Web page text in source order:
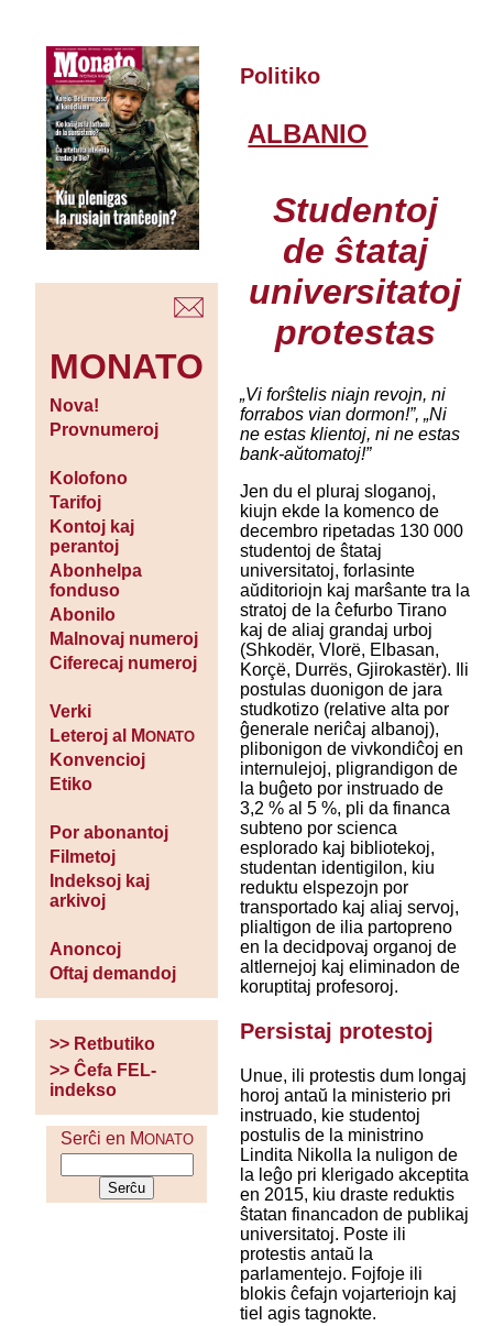
MONATO
Nova!
Provnumeroj
Kolofono
Tarifoj
Kontoj kaj
perantoj
Abonhelpa
fonduso
Abonilo
Malnovaj numeroj
Ciferecaj numeroj
Verki
Leteroj al MONATO
Konvencioj
Etiko
Por abonantoj
Filmetoj
Indeksoj kaj
arkivoj
Anoncoj
Oftaj demandoj
>> Retbutiko
>> Ĉefa FEL-
indekso
Serĉi en MONATO
Politiko
ALBANIO
Studentoj
de ŝtataj
universitatoj
protestas
„Vi forŝtelis niajn revojn, ni
forrabos vian dormon!”, „Ni
ne estas klientoj, ni ne estas
bank-aŭtomatoj!”
Jen du el pluraj sloganoj,
kiujn ekde la komenco de
decembro ripetadas 130 000
studentoj de ŝtataj
universitatoj, forlasinte
aŭditoriojn kaj marŝante tra la
stratoj de la ĉefurbo Tirano
kaj de aliaj grandaj urboj
(Shkodër, Vlorë, Elbasan,
Korçë, Durrës, Gjirokastër). Ili
postulas duonigon de jara
studkotizo (relative alta por
ĝenerale neriĉaj albanoj),
plibonigon de vivkondiĉoj en
internulejoj, pligrandigon de
la buĝeto por instruado de
3,2 % al 5 %, pli da financa
subteno por scienca
esplorado kaj bibliotekoj,
studentan identigilon, kiu
reduktu elspezojn por
transportado kaj aliaj servoj,
plialtigon de ilia partopreno
en la decidpovaj organoj de
altlernejoj kaj eliminadon de
koruptitaj profesoroj.
Persistaj protestoj
Unue, ili protestis dum longaj
horoj antaŭ la ministerio pri
instruado, kie studentoj
postulis de la ministrino
Lindita Nikolla la nuligon de
la leĝo pri klerigado akceptita
en 2015, kiu draste reduktis
ŝtatan financadon de publikaj
universitatoj. Poste ili
protestis antaŭ la
parlamentejo. Fojfoje ili
blokis ĉefajn vojarteriojn kaj
tiel agis tagnokte.